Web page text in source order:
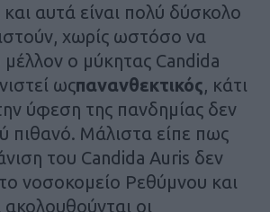
αυτά είναι πολύ δύσκολο
χωρίς ωστόσο να
μέλλον ο μύκητας Candida
ωςπανανθεκτικός, κάτι
ύφεση της πανδημίας δεν
πιθανό. Μάλιστα είπε πως
του Candida Αuris δεν
νοσοκομείο Ρεθύμνου και
ακολουθούνται οι